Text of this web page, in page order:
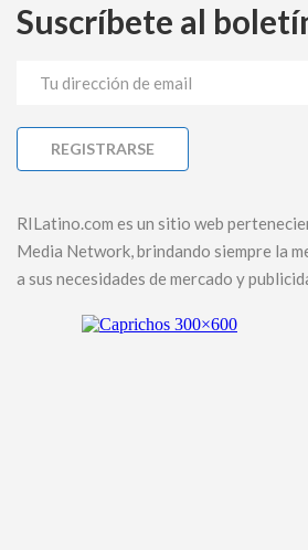
Suscríbete al
RILatino.com es un sitio web
Media Network, brindando siempre la
a sus necesidades de mercado y